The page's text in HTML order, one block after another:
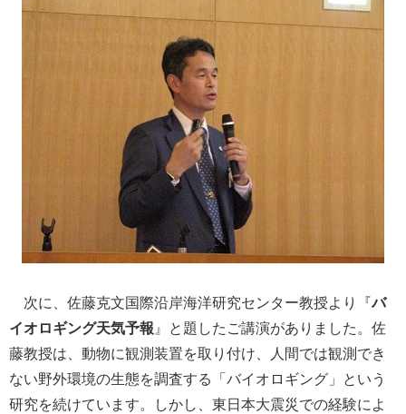
次に、佐藤克文国際沿岸海洋研究センター教授より『バ
イオロギング天気予報 』と題したご講演がありました。佐
藤教授は、動物に観測装置を取り付け、人間では観測でき
ない野外環境の生態を調査する「バイオロギング」という
研究を続けています。しかし、東日本大震災での経験によ